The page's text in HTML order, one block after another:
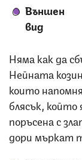
Външен
вид
Няма как да
Нейната
които
блясък, който
поръсена с
дори мъркат